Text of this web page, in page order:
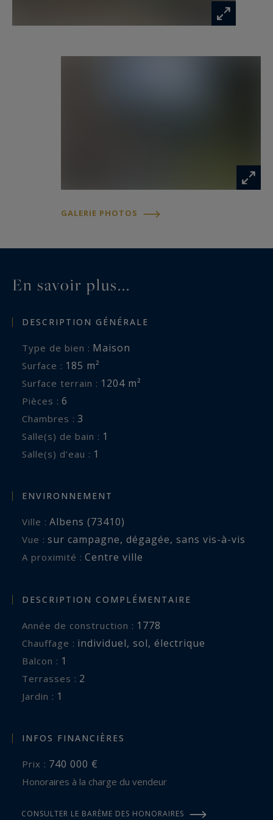
198,69 m², offrant un potentiel remarquable,
rare, conjuguant charme, élégance et potentiel
exceptionnel. ANNECY SOTHEBY'S
vente et la location de propriétés de luxe sur le
bien est exposé sont disponibles sur :
GALERIE PHOTOS
En savoir plus...
DESCRIPTION GÉNÉRALE
Type de bien : Maison
Surface : 185 m²
Surface terrain : 1204 m²
Pièces : 6
Chambres : 3
Salle(s) de bain : 1
Salle(s) d'eau : 1
ENVIRONNEMENT
Ville : Albens (73410)
Vue : sur campagne, dégagée, sans vis-à-vis
A proximité : Centre ville
DESCRIPTION COMPLÉMENTAIRE
Année de construction : 1778
Chauffage : individuel, sol, électrique
balcon : 1
terrasses : 2
jardin : 1
INFOS FINANCIÈRES
Prix : 740 000 €
Honoraires à la charge du vendeur
CONSULTER LE BARÈME DES HONORAIRES